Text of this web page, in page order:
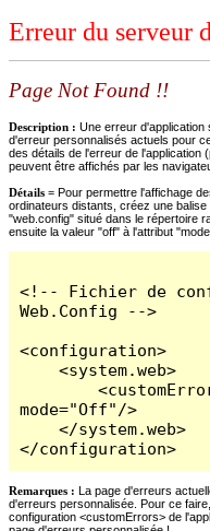
Erreur du serveur
Page Not Found !!
Description : Une erreur
d'erreur personnalisés actuels pour
des détails de l'erreur de l'application
peuvent être affichés par les
Détails = Pour permettre l'affichage
ordinateurs distants, créez une
"web.config" situé dans le répertoire
ensuite la valeur "off" à l'attribut
<!-- Fichier de
Web.Config -->
<configuration>
    <system.web>
        <customErrors
mode="Off"/>
    </system.web>
</configuration>
Remarques : La page d'erreurs
d'erreurs personnalisée. Pour ce
configuration <customErrors> de